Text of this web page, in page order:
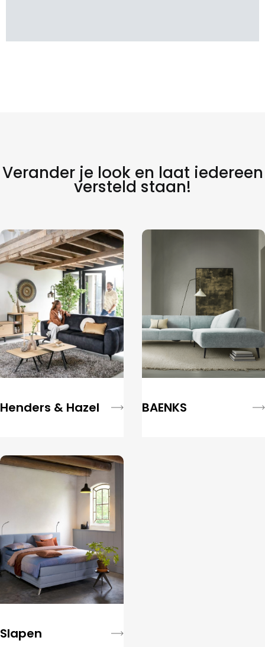
Verander je look en laat iedereen
versteld staan!
Henders & Hazel BAENKS
Slapen